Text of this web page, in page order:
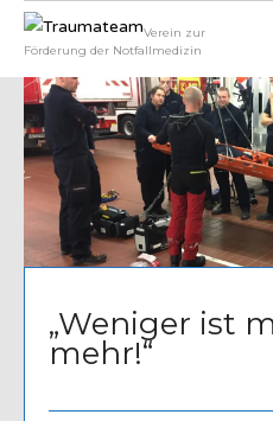
Verein zur
Förderung der Notfallmedizin
„Weniger ist
mehr!“